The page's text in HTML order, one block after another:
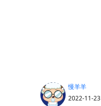
慢羊羊
2022-11-23